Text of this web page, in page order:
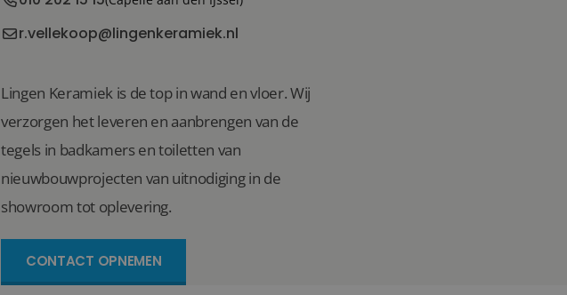
r.vellekoop@lingenkeramiek.nl
Lingen Keramiek is de top in wand en vloer. Wij
verzorgen het leveren en aanbrengen van de
tegels in badkamers en toiletten van
nieuwbouwprojecten van uitnodiging in de
showroom tot oplevering.
CONTACT OPNEMEN